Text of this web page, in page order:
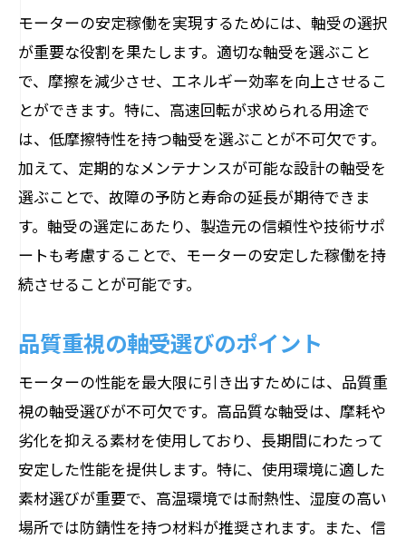
モーターの安定稼働を実現するためには、軸受の選択
が重要な役割を果たします。適切な軸受を選ぶこと
で、摩擦を減少させ、エネルギー効率を向上させるこ
とができます。特に、高速回転が求められる用途で
は、低摩擦特性を持つ軸受を選ぶことが不可欠です。
加えて、定期的なメンテナンスが可能な設計の軸受を
選ぶことで、故障の予防と寿命の延長が期待できま
す。軸受の選定にあたり、製造元の信頼性や技術サポ
ートも考慮することで、モーターの安定した稼働を持
続させることが可能です。
品質重視の軸受選びのポイント
モーターの性能を最大限に引き出すためには、品質重
視の軸受選びが不可欠です。高品質な軸受は、摩耗や
劣化を抑える素材を使用しており、長期間にわたって
安定した性能を提供します。特に、使用環境に適した
素材選びが重要で、高温環境では耐熱性、湿度の高い
場所では防錆性を持つ材料が推奨されます。また、信